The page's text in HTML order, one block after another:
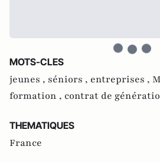
MOTS-CLES
jeunes , séniors , entreprises ,
formation , contrat de
THEMATIQUES
France